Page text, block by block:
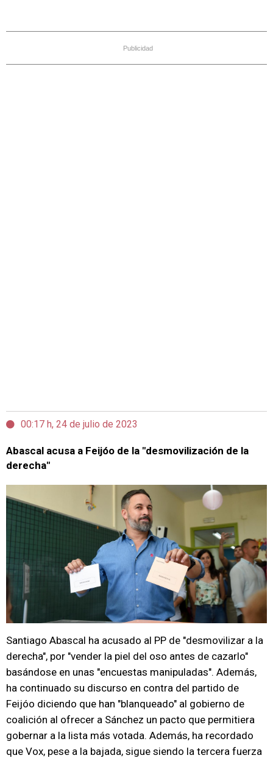
Publicidad
00:17 h, 24 de julio de 2023
Abascal acusa a Feijóo de la "desmovilización de la
derecha"
Santiago Abascal ha acusado al PP de "desmovilizar a la
derecha", por "vender la piel del oso antes de cazarlo"
basándose en unas "encuestas manipuladas". Además,
ha continuado su discurso en contra del partido de
Feijóo diciendo que han "blanqueado" al gobierno de
coalición al ofrecer a Sánchez un pacto que permitiera
gobernar a la lista más votada. Además, ha recordado
que Vox, pese a la bajada, sigue siendo la tercera fuerza